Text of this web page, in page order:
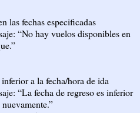
las fechas especificadas
“No hay vuelos disponibles en
a la fecha/hora de ida
“La fecha de regreso es inferior